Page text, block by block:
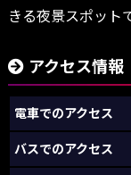
きる夜景スポット
アクセス情報
電車でのアクセス
バスでのアクセス